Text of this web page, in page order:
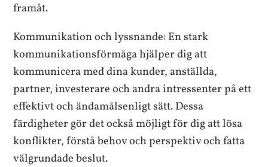
framåt.
Kommunikation och lyssnande: En stark
kommunikationsförmåga hjälper dig att
kommunicera med dina kunder, anställda,
partner, investerare och andra intressenter på ett
effektivt och ändamålsenligt sätt. Dessa
färdigheter gör det också möjligt för dig att lösa
konflikter, förstå behov och perspektiv och fatta
välgrundade beslut.